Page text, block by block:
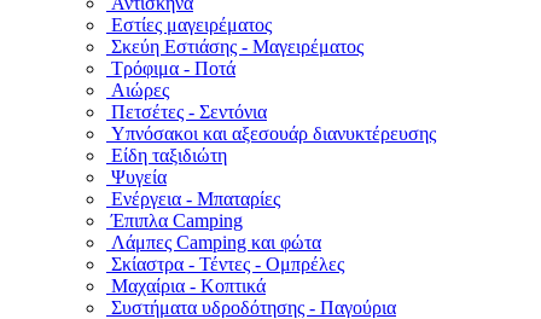
Εστίες μαγειρέματος
Σκεύη Εστιάσης - Μαγειρέματος
Τρόφιμα - Ποτά
Αιώρες
Πετσέτες - Σεντόνια
Υπνόσακοι και αξεσουάρ διανυκτέρευσης
Είδη ταξιδιώτη
Ψυγεία
Ενέργεια - Μπαταρίες
Έπιπλα Camping
Λάμπες Camping και φώτα
Σκίαστρα - Τέντες - Ομπρέλες
Μαχαίρια - Κοπτικά
Συστήματα υδροδότησης - Παγούρια